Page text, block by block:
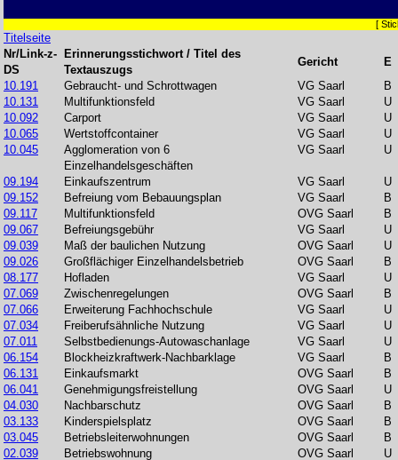
[
Titelseite
Nr/Link-z-
DS
Erinnerungsstichwort / Titel des
Textauszugs
Gericht
E
10.191
Gebraucht- und Schrottwagen VG Saarl
B
10.131
Multifunktionsfeld VG Saarl
U
10.092
Carport VG Saarl
U
10.065
Wertstoffcontainer VG Saarl
U
10.045
Agglomeration von 6
Einzelhandelsgeschäften
VG Saarl U
09.194 Einkaufszentrum VG Saarl
U
09.152
Befreiung vom Bebauungsplan VG Saarl
B
09.117
Multifunktionsfeld OVG Saarl
B
09.067
Befreiungsgebühr VG Saarl
U
09.039
Maß der baulichen Nutzung OVG Saarl
U
09.026
Großflächiger Einzelhandelsbetrieb OVG Saarl
B
08.177
Hofladen VG Saarl
U
07.069
Zwischenregelungen OVG Saarl
B
07.066
Erweiterung Fachhochschule VG Saarl
U
07.034
Freiberufsähnliche Nutzung VG Saarl
U
07.011
Selbstbedienungs-Autowaschanlage VG Saarl
U
06.154
Blockheizkraftwerk-Nachbarklage VG Saarl
B
06.131
Einkaufsmarkt OVG Saarl
B
06.041
Genehmigungsfreistellung OVG Saarl
U
04.030
Nachbarschutz OVG Saarl
B
03.133
Kinderspielsplatz OVG Saarl
B
03.045
Betriebsleiterwohnungen OVG Saarl
B
02.039
Betriebswohnung OVG Saarl
U